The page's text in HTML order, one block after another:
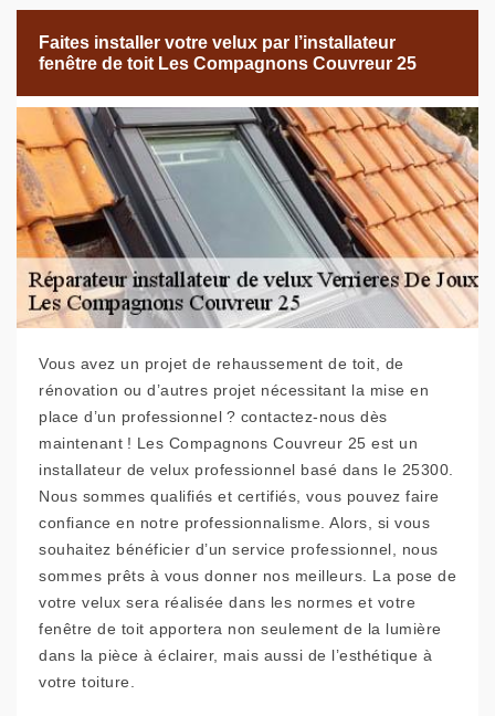
Faites installer votre velux par l’installateur
fenêtre de toit Les Compagnons Couvreur 25
Vous avez un projet de rehaussement de toit, de
rénovation ou d’autres projet nécessitant la mise en
place d’un professionnel ? contactez-nous dès
maintenant ! Les Compagnons Couvreur 25 est un
installateur de velux professionnel basé dans le 25300.
Nous sommes qualifiés et certifiés, vous pouvez faire
confiance en notre professionnalisme. Alors, si vous
souhaitez bénéficier d’un service professionnel, nous
sommes prêts à vous donner nos meilleurs. La pose de
votre velux sera réalisée dans les normes et votre
fenêtre de toit apportera non seulement de la lumière
dans la pièce à éclairer, mais aussi de l’esthétique à
votre toiture.